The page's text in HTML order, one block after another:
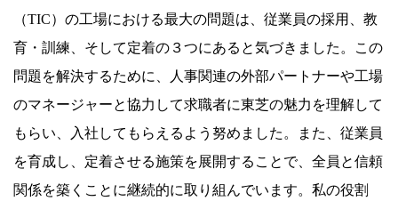
（TIC）の工場における最大の問題は、従業員の採用、教
育・訓練、そして定着の３つにあると気づきました。この
問題を解決するために、人事関連の外部パートナーや工場
のマネージャーと協力して求職者に東芝の魅力を理解して
もらい、入社してもらえるよう努めました。また、従業員
を育成し、定着させる施策を展開することで、全員と信頼
関係を築くことに継続的に取り組んでいます。私の役割